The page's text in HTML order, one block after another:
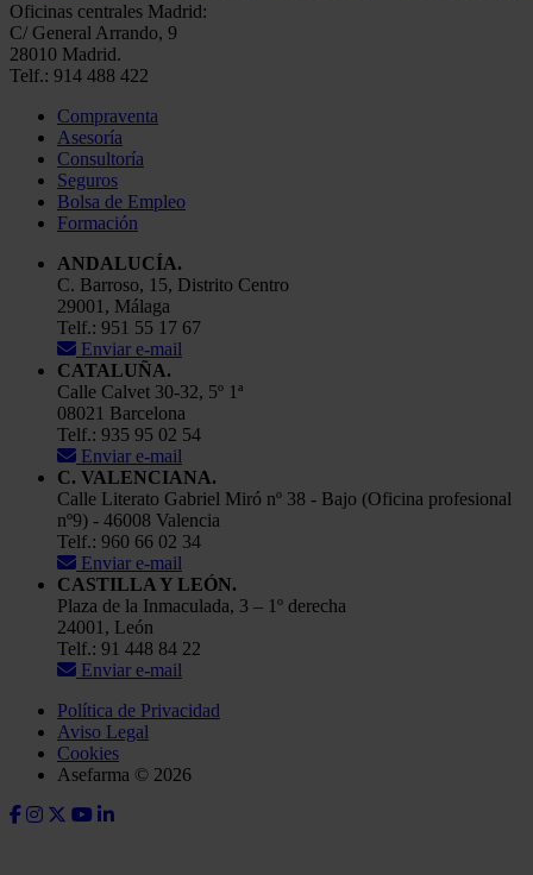
Oficinas centrales Madrid:
C/ General Arrando, 9
28010 Madrid.
Telf.: 914 488 422
Compraventa
Asesoría
Consultoría
Seguros
Bolsa de Empleo
Formación
ANDALUCÍA.
C. Barroso, 15, Distrito Centro
29001, Málaga
Telf.: 951 55 17 67
Enviar e-mail
CATALUÑA.
Calle Calvet 30-32, 5º 1ª
08021 Barcelona
Telf.: 935 95 02 54
Enviar e-mail
C. VALENCIANA.
Calle Literato Gabriel Miró nº 38 - Bajo (Oficina profesional
nº9) - 46008 Valencia
Telf.: 960 66 02 34
Enviar e-mail
CASTILLA Y LEÓN.
Plaza de la Inmaculada, 3 – 1º derecha
24001, León
Telf.: 91 448 84 22
Enviar e-mail
Política de Privacidad
Aviso Legal
Cookies
Asefarma © 2026